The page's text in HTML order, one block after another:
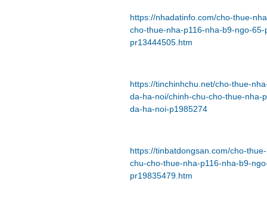
https://nhadatinfo.com/cho-thue-
cho-thue-nha-p116-nha-b9-ngo-
pr13444505.htm
https://tinchinhchu.net/cho-thue-
da-ha-noi/chinh-chu-cho-thue-nha-
da-ha-noi-p1985274
https://tinbatdongsan.com/cho-
chu-cho-thue-nha-p116-nha-b9-
pr19835479.htm